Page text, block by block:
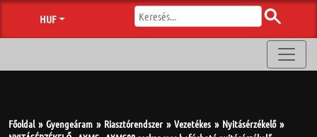
HUF
Főoldal Gyengeáram Riasztórendszer Vezetékes
Nyitásérzékelő